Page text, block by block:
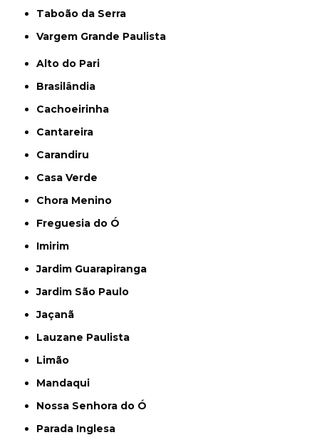
Taboão da Serra
Vargem Grande Paulista
Alto do Pari
Brasilândia
Cachoeirinha
Cantareira
Carandiru
Casa Verde
Chora Menino
Freguesia do Ó
Imirim
Jardim Guarapiranga
Jardim São Paulo
Jaçanã
Lauzane Paulista
Limão
Mandaqui
Nossa Senhora do Ó
Parada Inglesa